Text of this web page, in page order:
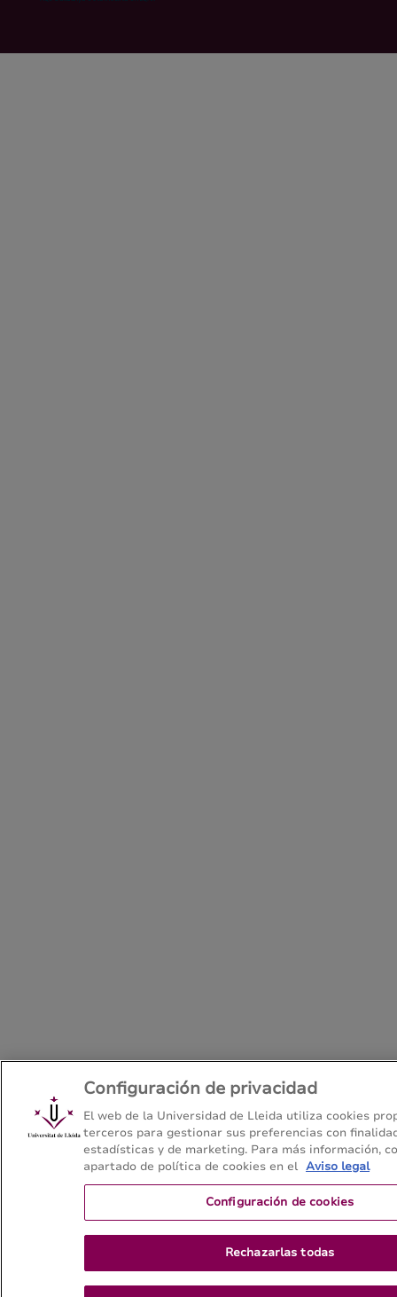
Configuración de privacidad
El web de la Universidad de Lleida utiliza cookies
terceros para gestionar sus preferencias con
estadísticas y de marketing. Para más información,
apartado de política de cookies en el Aviso legal
Configuración de cookies
Rechazarlas todas